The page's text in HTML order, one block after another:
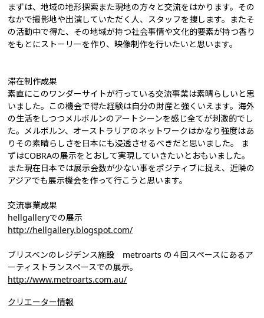
まずは、地域の地形探索また現地の方々と交流をはかります。その
なかで撮影地や出演していただく人、スタッフを捜します。またそ
の活動中で得た、その地域が持つ社会事情や文化的要素が持つ香り
をもとにストーリーを作り、映像制作を行いたいと思います。
滞在制作成果
素直にこのワンダーサイトが行っている交流事業は素晴らしいと思
いました。この機会で得た経験は自分の財産と強くいえます。海外
の生活をしつつメルボルンのアートシーンを感じ全てが刺激的でし
た。メルボルン、オーストラリアのネットワークはかなり強度はあ
りその素晴らしさを日本にも浸透させるべきだと思いました。 ま
ずはCOBRAの展示をとおして実現していきたいとおもいました。
また現在日本では展示会数が少ない事をポジティブに捉え、近隣の
アジアでも展示機会を作って行こうと思います。
交流事業成果
hellgalleryでの展示
http://hellgallery.blogspot.com/
ブリスベンのレジデンス施設 metroarts の４回スペースにあるア
ーティストランスペースでの展示。
http://www.metroarts.com.au/
クリエーター情報